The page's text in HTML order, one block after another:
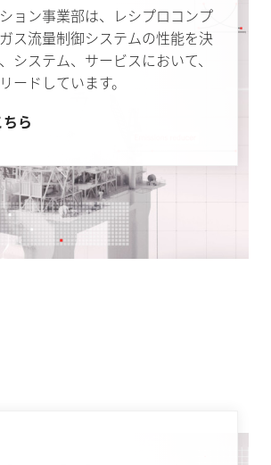
ョン事業部は、レシプロコンプ
ス流量制御システムの性能を決
システム、サービスにおいて、
ードしています。
ら